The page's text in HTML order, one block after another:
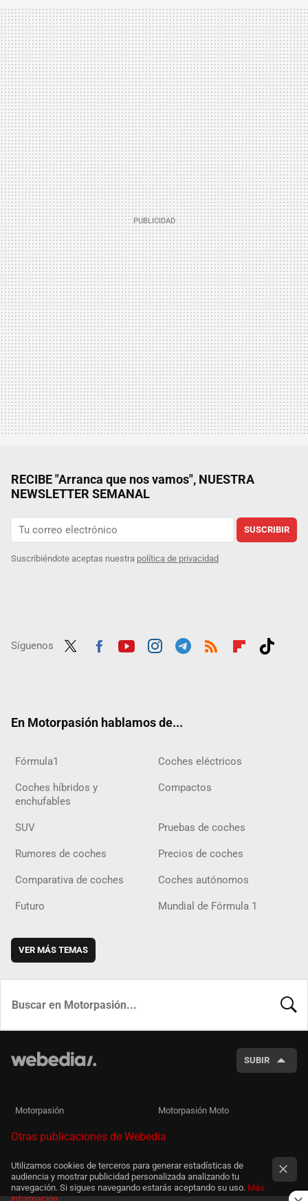
RECIBE "Arranca que nos vamos", NUESTRA
NEWSLETTER SEMANAL
SUSCRIBIR
Suscribiéndote aceptas nuestra política de privacidad
Síguenos
En Motorpasión hablamos de...
Fórmula1 Coches eléctricos
Coches híbridos y
enchufables
Compactos
SUV Pruebas de coches
Rumores de coches Precios de coches
Comparativa de coches Coches autónomos
Futuro Mundial de Fórmula 1
VER MÁS TEMAS
SUBIR
Motorpasión Motorpasión Moto
Otras publicaciones de Webedia
Utilizamos cookies de terceros para generar estadísticas de
audiencia y mostrar publicidad personalizada analizando tu
navegación. Si sigues navegando estarás aceptando su uso. Más
información